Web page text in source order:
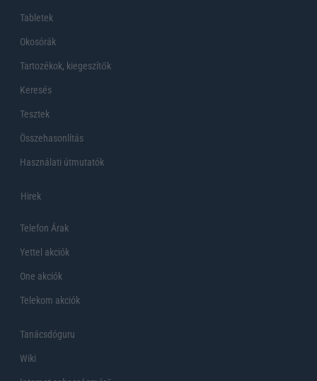
Tabletek
Okosórák
Tartozékok, kiegeszítők
Keresés
Tesztek
Összehasonlítás
Használati útmutatók
Hirek
Telefon Árak
Yettel akciók
One akciók
Telekom akciók
Tanácsdóguru
Wiki